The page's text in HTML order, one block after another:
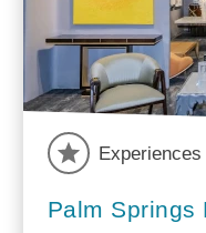
Experiences
Palm Springs